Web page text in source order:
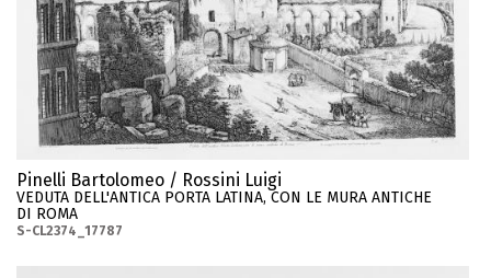
Pinelli Bartolomeo / Rossini Luigi
VEDUTA DELL'ANTICA PORTA LATINA, CON LE MURA ANTICHE
DI ROMA
S-CL2374_17787